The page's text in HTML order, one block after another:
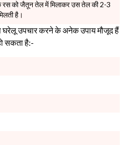
को जैतून तेल में मिलाकर उस तेल की 2-3
है।
घरेलू उपचार करने के अनेक उपाय मौजूद हैं
सकता है:-